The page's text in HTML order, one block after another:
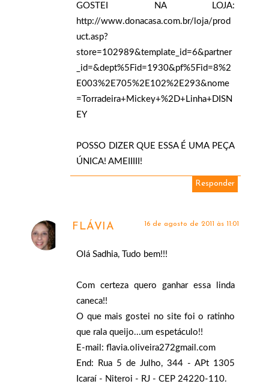
GOSTEI NA LOJA:
http://www.donacasa.com.br/loja/prod
uct.asp?
store=102989&template_id=6&partner
_id=&dept%5Fid=1930&pf%5Fid=8%2
E003%2E705%2E102%2E293&nome
=Torradeira+Mickey+%2D+Linha+DISN
EY
POSSO DIZER QUE ESSA É UMA PEÇA
ÚNICA! AMEIIIII!
Responder
FLÁVIA 16 de agosto de 2011 às 11:01
Olá Sadhia, Tudo bem!!!
Com certeza quero ganhar essa linda
caneca!!
O que mais gostei no site foi o ratinho
que rala queijo...um espetáculo!!
E-mail: flavia.oliveira272gmail.com
End: Rua 5 de Julho, 344 - APt 1305
Icaraí - Niteroi - RJ - CEP 24220-110.